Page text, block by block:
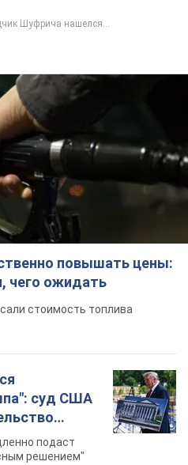
Шуфрича нашелся...
повышать цены:
чего ожидать
стоимость топлива
суд США
400 млн
подаст
решением"